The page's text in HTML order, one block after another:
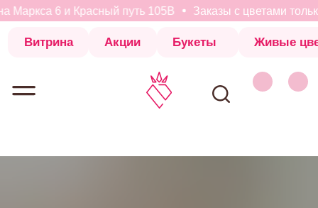
Маркса 6 и Красный путь 105В Заказы с цветами